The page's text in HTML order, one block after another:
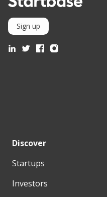
Sign up
Discover
Startups
Investors